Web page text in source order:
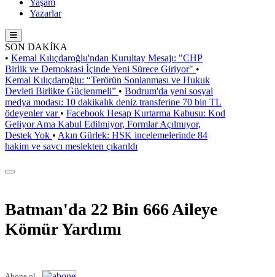
Yaşam
Yazarlar
SON DAKİKA
• Kemal Kılıçdaroğlu'ndan Kurultay Mesajı: "CHP
Birlik ve Demokrasi İçinde Yeni Sürece Giriyor" •
Kemal Kılıçdaroğlu: “Terörün Sonlanması ve Hukuk
Devleti Birlikte Güçlenmeli” • Bodrum'da yeni sosyal
medya modası: 10 dakikalık deniz transferine 70 bin TL
ödeyenler var • Facebook Hesap Kurtarma Kabusu: Kod
Geliyor Ama Kabul Edilmiyor, Formlar Açılmıyor,
Destek Yok • Akın Gürlek: HSK incelemelerinde 84
hakim ve savcı meslekten çıkarıldı
Batman'da 22 Bin 666 Aileye
Kömür Yardımı